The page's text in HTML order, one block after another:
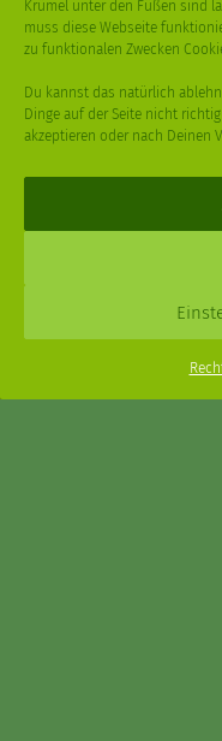
Krümel unter den Füßen sind
muss diese Webseite
zu funktionalen Zwecken
Du kannst das natürlich
Dinge auf der Seite nicht
akzeptieren oder nach Deinen
WEIHNACHTSBAUM
XPDT : Marken &